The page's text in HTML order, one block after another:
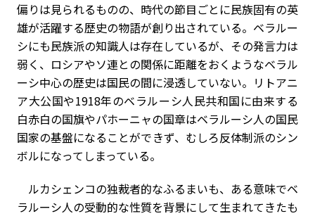
偏りは見られるものの、時代の節目ごとに民族固有の英
雄が活躍する歴史の物語が創り出されている。ベラルー
シにも民族派の知識人は存在しているが、その発言力は
弱く、ロシアやソ連との関係に距離をおくようなベラル
ーシ中心の歴史は国民の間に浸透していない。リトアニ
ア大公国や1918年のベラルーシ人民共和国に由来する
白赤白の国旗やパホーニャの国章はベラルーシ人の国民
国家の基盤になることができず、むしろ反体制派のシン
ボルになってしまっている。
ルカシェンコの独裁者的なふるまいも、ある意味でベ
ラルーシ人の受動的な性質を背景にして生まれてきたも